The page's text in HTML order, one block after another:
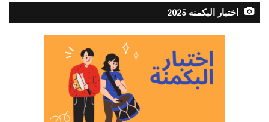
اختبار البكمنه 2025